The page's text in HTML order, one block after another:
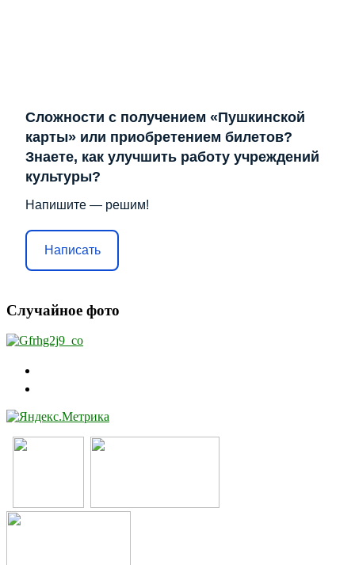
Сложности с получением «Пушкинской
карты» или приобретением билетов?
Знаете, как улучшить работу учреждений
культуры?
Напишите — решим!
Написать
Случайное фото